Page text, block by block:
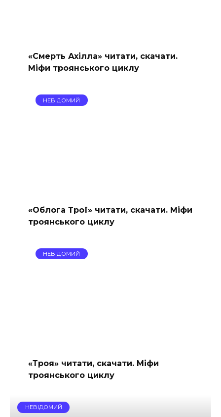
«Смерть Ахілла» читати, скачати.
Міфи троянського циклу
НЕВІДОМИЙ
«Облога Трої» читати, скачати. Міфи
троянського циклу
НЕВІДОМИЙ
«Троя» читати, скачати. Міфи
троянського циклу
НЕВІДОМИЙ